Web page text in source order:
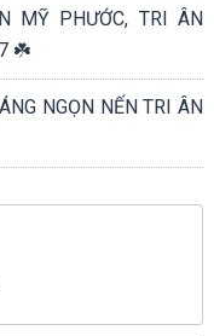
MỸ PHƯỚC, TRI ÂN
7 ☘️
NGỌN NẾN TRI ÂN